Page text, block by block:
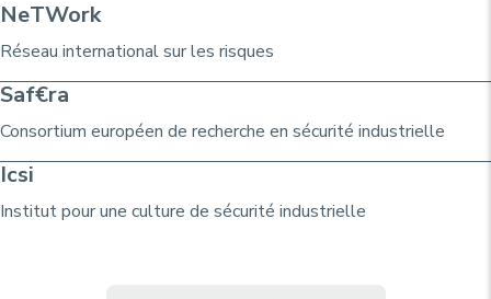
NeTWork
Réseau international sur les risques
Saf€ra
Consortium européen de recherche en sécurité industrielle
Icsi
Institut pour une culture de sécurité industrielle